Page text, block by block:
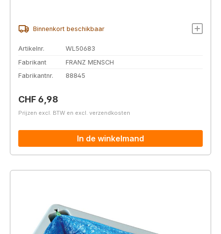
Binnenkort beschikbaar
Artikelnr.
WL50683
Fabrikant
FRANZ MENSCH
Fabrikantnr.
88845
Normale prijs:
CHF 6,98
Prijzen excl. BTW en excl. verzendkosten
In de winkelmand